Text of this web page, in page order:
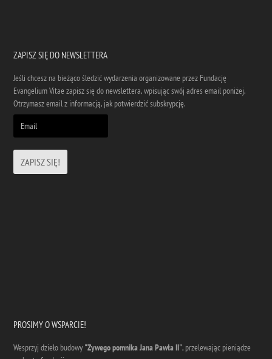
ZAPISZ SIĘ DO NEWSLETTERA
Jeśli chcesz na bieżąco śledzić wydarzenia organizowane przez Fundację
Evangelium Vitae zapisz się do newslettera, wpisując swój adres email poniżej.
Otrzymasz email z informacją, jak potwierdzić subskrypcję.
PROSIMY O WSPARCIE!
Wesprzyj dzieło budowy "Zywego pomnika Jana Pawła II", przelewając pieniądze